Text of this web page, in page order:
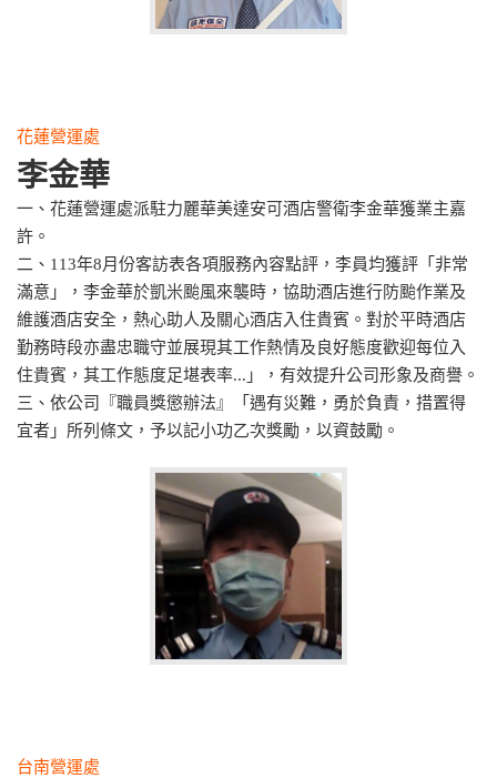
花蓮營運處
李金華
一、花蓮營運處派駐力麗華美達安可酒店警衛李金華獲業主嘉
許。
二、113年8月份客訪表各項服務內容點評，李員均獲評「非常
滿意」，李金華於凱米颱風來襲時，協助酒店進行防颱作業及
維護酒店安全，熱心助人及關心酒店入住貴賓。對於平時酒店
勤務時段亦盡忠職守並展現其工作熱情及良好態度歡迎每位入
住貴賓，其工作態度足堪表率...」，有效提升公司形象及商譽。
三、依公司『職員獎懲辦法』「遇有災難，勇於負責，措置得
宜者」所列條文，予以記小功乙次獎勵，以資鼓勵。
台南營運處